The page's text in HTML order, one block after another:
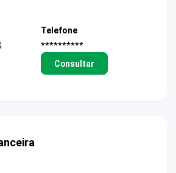
Telefone
**********
Consultar